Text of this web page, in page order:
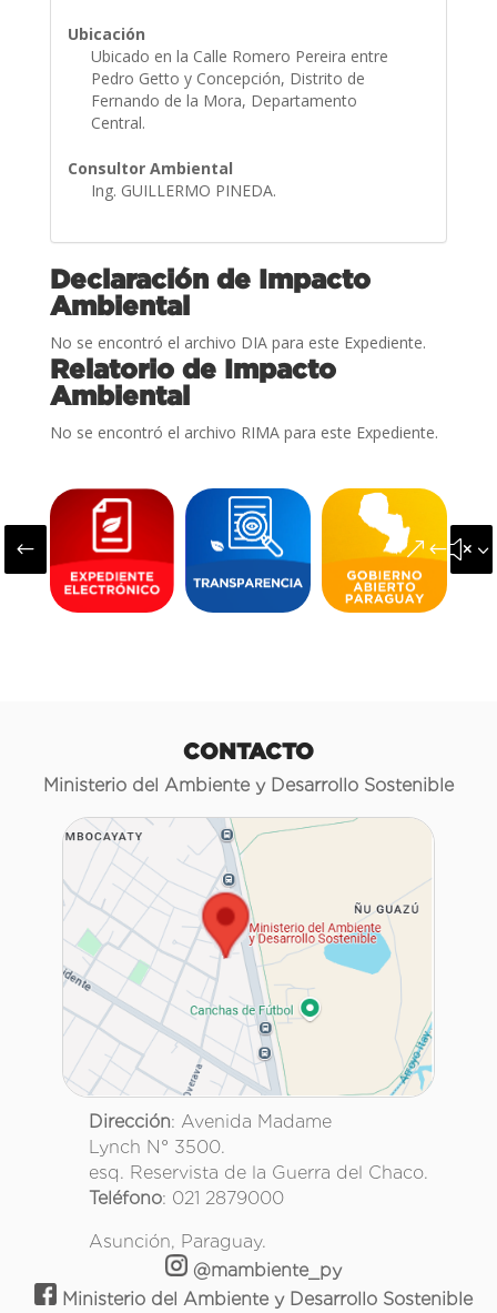
Ubicación
Ubicado en la Calle Romero Pereira entre
Pedro Getto y Concepción, Distrito de
Fernando de la Mora, Departamento
Central.
Consultor Ambiental
Ing. GUILLERMO PINEDA.
Declaración de Impacto
Ambiental
No se encontró el archivo DIA para este Expediente.
Relatorio de Impacto
Ambiental
No se encontró el archivo RIMA para este Expediente.
#
CONTACTO
Ministerio del Ambiente y Desarrollo Sostenible
Dirección: Avenida Madame
Lynch N° 3500.
esq. Reservista de la Guerra del Chaco.
Teléfono: 021 2879000
Asunción, Paraguay.
@mambiente_py
Ministerio del Ambiente y Desarrollo Sostenible